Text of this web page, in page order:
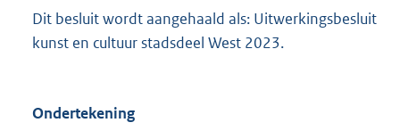
Dit besluit wordt aangehaald als: Uitwerkingsbesluit
kunst en cultuur stadsdeel West 2023.
Ondertekening